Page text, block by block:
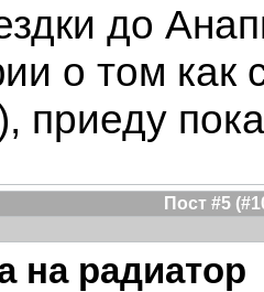
до
о том как
приеду
Пост #5
на радиатор